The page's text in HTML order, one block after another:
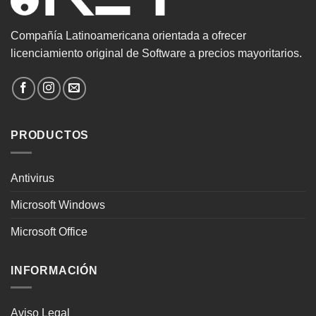
Compañía Latinoamericana orientada a ofrecer
licenciamiento original de Software a precios mayoritarios.
PRODUCTOS
Antivirus
Microsoft Windows
Microsoft Office
INFORMACIÓN
Aviso Legal